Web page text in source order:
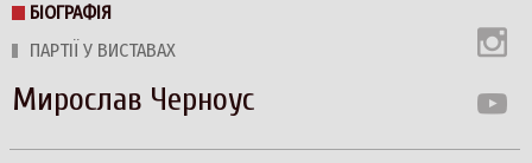
БІОГРАФІЯ
ПАРТІЇ У ВИСТАВАХ
Мирослав Черноус